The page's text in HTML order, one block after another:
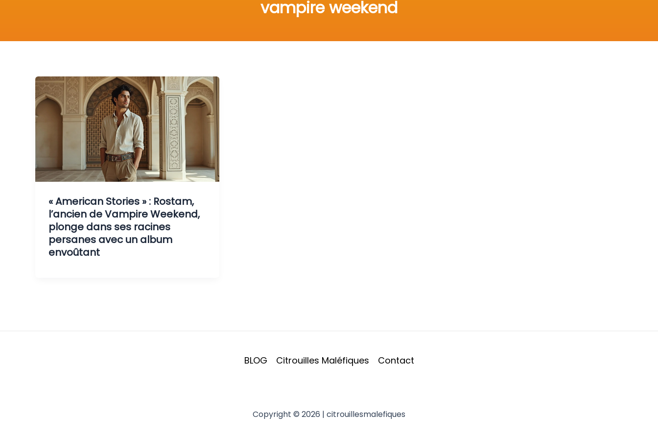
vampire weekend
« American Stories » : Rostam,
l’ancien de Vampire Weekend,
plonge dans ses racines
persanes avec un album
envoûtant
BLOG Citrouilles Maléfiques Contact
Copyright © 2026 | citrouillesmalefiques